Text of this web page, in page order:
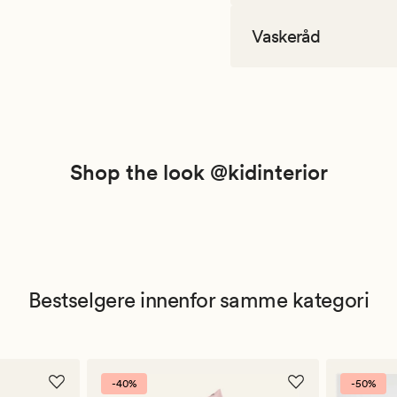
Vaskeråd
Shop the look @kidinterior
Bestselgere innenfor samme kategori
-40% -50%